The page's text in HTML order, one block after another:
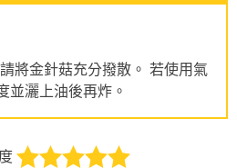
將金針菇充分撥散。 若使用氣
並灑上油後再炸。